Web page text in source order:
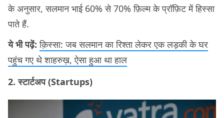
के अनुसार, सलमान भाई 60% से 70% फ़िल्म के प्रॉफ़िट में हिस्सा
पाते हैं.
ये भी पढ़ें: क़िस्सा: जब सलमान का रिश्ता लेकर एक लड़की के घर
पहुंच गए थे शाहरुख़, ऐसा हुआ था हाल
2. स्टार्टअप (Startups)